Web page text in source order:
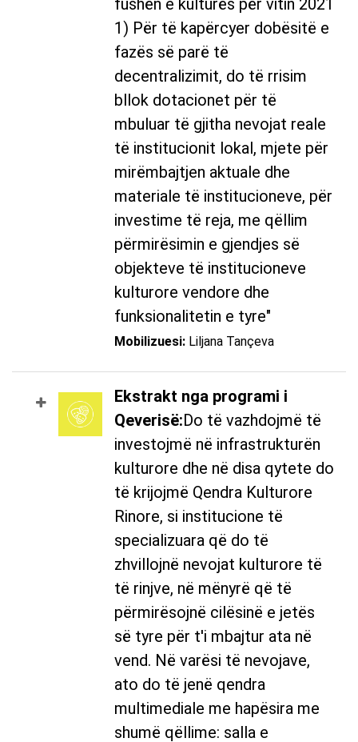
fushën e kulturës për vitin 2021
1) Për të kapërcyer dobësitë e
fazës së parë të
decentralizimit, do të rrisim
bllok dotacionet për të
mbuluar të gjitha nevojat reale
të institucionit lokal, mjete për
mirëmbajtjen aktuale dhe
materiale të institucioneve, për
investime të reja, me qëllim
përmirësimin e gjendjes së
objekteve të institucioneve
kulturore vendore dhe
funksionalitetin e tyre"
Mobilizuesi: Liljana Tançeva
Ekstrakt nga programi i
Qeverisë:Do të vazhdojmë të
investojmë në infrastrukturën
kulturore dhe në disa qytete do
të krijojmë Qendra Kulturore
Rinore, si institucione të
specializuara që do të
zhvillojnë nevojat kulturore të
të rinjve, në mënyrë që të
përmirësojnë cilësinë e jetës
së tyre për t'i mbajtur ata në
vend. Në varësi të nevojave,
ato do të jenë qendra
multimediale me hapësira me
shumë qëllime: salla e